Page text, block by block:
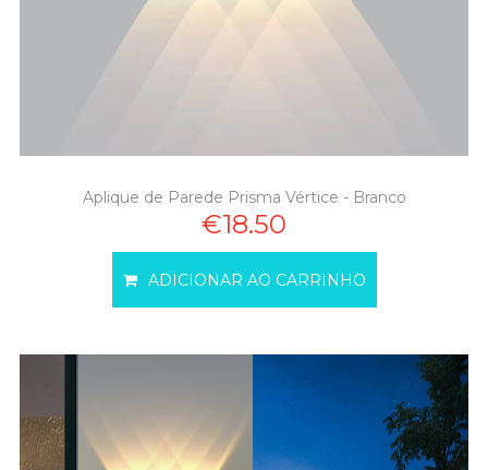
Aplique de Parede Prisma Vértice - Branco
€18.50
ADICIONAR AO CARRINHO